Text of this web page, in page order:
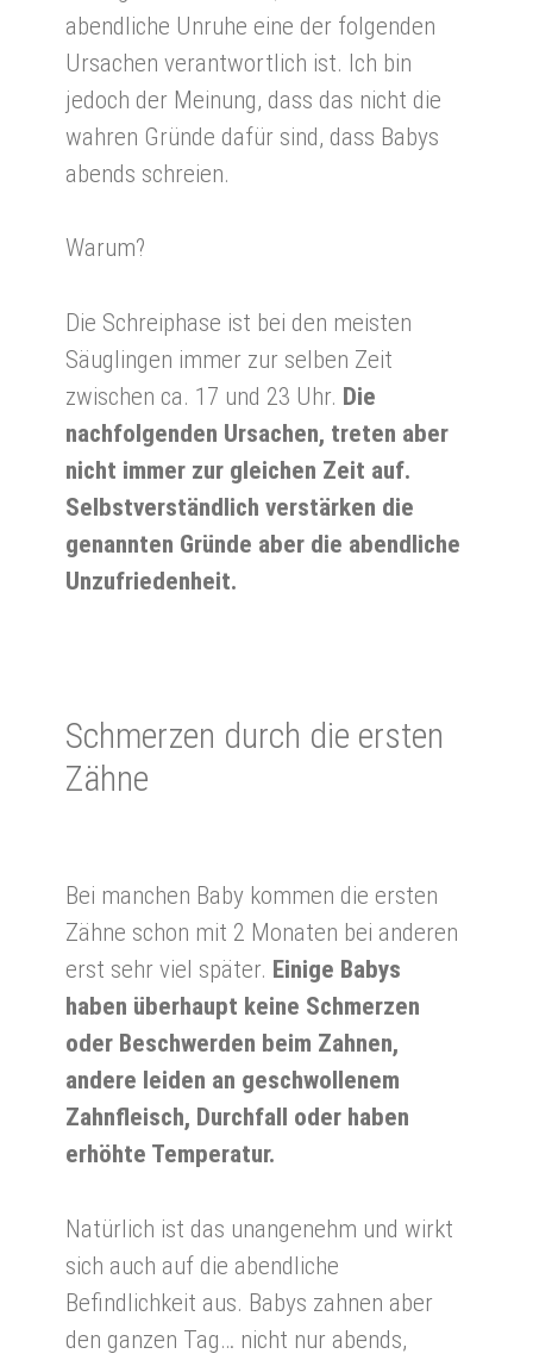
abendliche Unruhe eine der folgenden
Ursachen verantwortlich ist. Ich bin
jedoch der Meinung, dass das nicht die
wahren Gründe dafür sind, dass Babys
abends schreien.
Warum?
Die Schreiphase ist bei den meisten
Säuglingen immer zur selben Zeit
zwischen ca. 17 und 23 Uhr. Die
nachfolgenden Ursachen, treten aber
nicht immer zur gleichen Zeit auf.
Selbstverständlich verstärken die
genannten Gründe aber die abendliche
Unzufriedenheit.
Schmer­zen durch die ersten
Zäh­ne
Bei manchen Baby kommen die ersten
Zähne schon mit 2 Monaten bei anderen
erst sehr viel später. Einige Babys
haben überhaupt keine Schmerzen
oder Beschwerden beim Zahnen,
andere leiden an geschwollenem
Zahnfleisch, Durchfall oder haben
erhöhte Temperatur.
Natürlich ist das unangenehm und wirkt
sich auch auf die abendliche
Befindlichkeit aus. Babys zahnen aber
den ganzen Tag… nicht nur abends,